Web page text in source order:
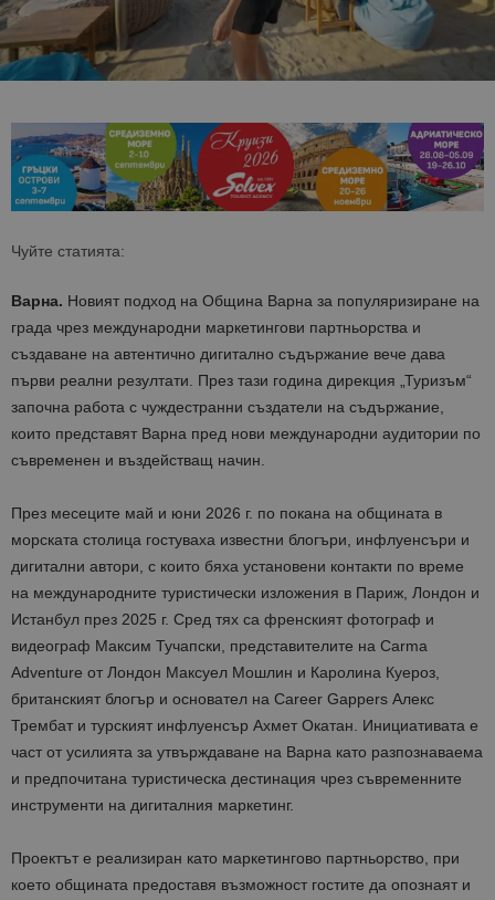
Чуйте статията:
Варна. Новият подход на Община Варна за популяризиране на
града чрез международни маркетингови партньорства и
създаване на автентично дигитално съдържание вече дава
първи реални резултати. През тази година дирекция „Туризъм“
започна работа с чуждестранни създатели на съдържание,
които представят Варна пред нови международни аудитории по
съвременен и въздействащ начин.
През месеците май и юни 2026 г. по покана на общината в
морската столица гостуваха известни блогъри, инфлуенсъри и
дигитални автори, с които бяха установени контакти по време
на международните туристически изложения в Париж, Лондон и
Истанбул през 2025 г. Сред тях са френският фотограф и
видеограф Максим Тучапски , представителите на Carma
Adventure от Лондон Максуел Мошлин и Каролина Куероз,
британският блогър и основател на Career Gappers Алекс
Трембат и турският инфлуенсър Ахмет Окатан. Инициативата е
част от усилията за утвърждаване на Варна като разпознаваема
и предпочитана туристическа дестинация чрез съвременните
инструменти на дигиталния маркетинг.
Проектът е реализиран като маркетингово партньорство, при
което общината предоставя възможност гостите да опознаят и